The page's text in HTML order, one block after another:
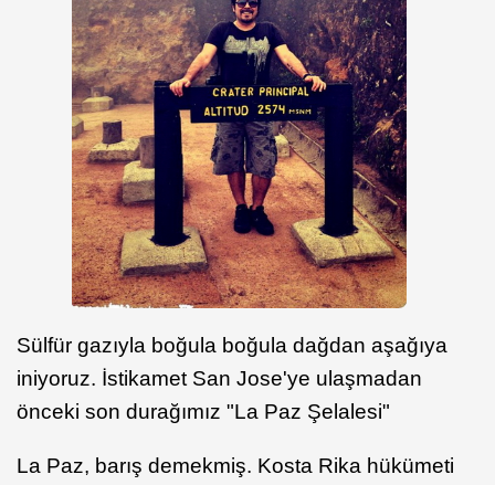
Sülfür gazıyla boğula boğula dağdan aşağıya
iniyoruz. İstikamet San Jose'ye ulaşmadan
önceki son durağımız "La Paz Şelalesi"
La Paz, barış demekmiş. Kosta Rika hükümeti